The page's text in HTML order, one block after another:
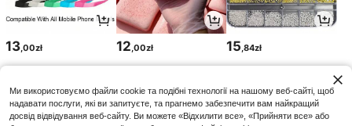
13 ,00zł 12 ,00zł 15 ,84zł
Ми використовуємо файли cookie та подібні технології на нашому веб-сайті, щоб
надавати послуги, які ви запитуєте, та прагнемо забезпечити вам найкращий
досвід відвідування веб-сайту. Ви можете «Відхилити все», «Прийняти все» або